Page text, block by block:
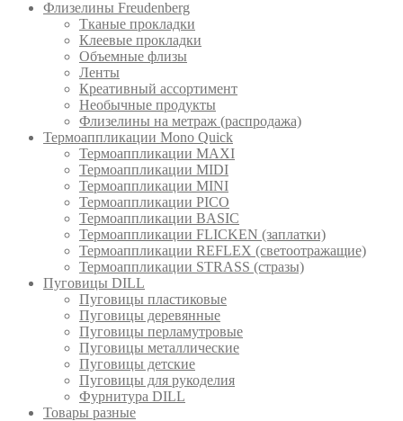
Флизелины Freudenberg
Тканые прокладки
Клеевые прокладки
Объемные флизы
Ленты
Креативный ассортимент
Необычные продукты
Флизелины на метраж (распродажа)
Термоаппликации Mono Quick
Термоаппликации MAXI
Термоаппликации MIDI
Термоаппликации MINI
Термоаппликации PICO
Термоаппликации BASIC
Термоаппликации FLICKEN (заплатки)
Термоаппликации REFLEX (светоотражащие)
Термоаппликации STRASS (стразы)
Пуговицы DILL
Пуговицы пластиковые
Пуговицы деревянные
Пуговицы перламутровые
Пуговицы металлические
Пуговицы детские
Пуговицы для рукоделия
Фурнитура DILL
Товары разные